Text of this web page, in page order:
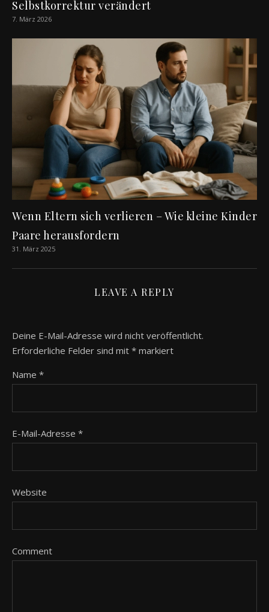
Selbstkorrektur verändert
7. März 2026
Wenn Eltern sich verlieren – Wie kleine Kinder
Paare herausfordern
31. März 2025
LEAVE A REPLY
Deine E-Mail-Adresse wird nicht veröffentlicht.
Erforderliche Felder sind mit * markiert
Name *
E-Mail-Adresse *
Website
Comment